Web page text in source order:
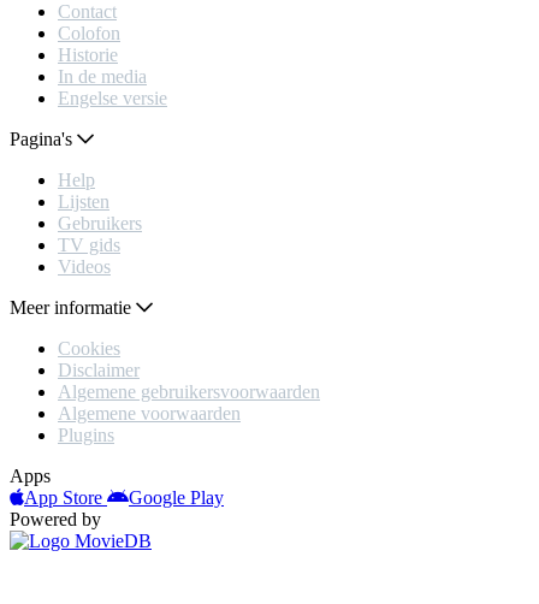
Contact
Colofon
Historie
In de media
Engelse versie
Pagina's
Help
Lijsten
Gebruikers
TV gids
Videos
Meer informatie
Cookies
Disclaimer
Algemene gebruikersvoorwaarden
Algemene voorwaarden
Plugins
Apps
App Store
Google Play
Powered by